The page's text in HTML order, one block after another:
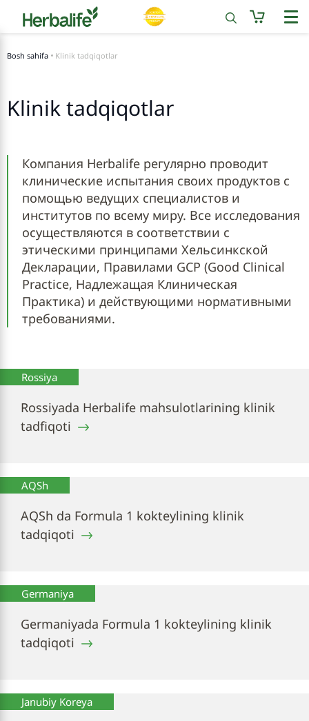
Bosh sahifa Klinik tadqiqotlar
Klinik tadqiqotlar
Компания Herbalife регулярно проводит
клинические испытания своих продуктов с
помощью ведущих специалистов и
институтов по всему миру. Все исследования
осуществляются в соответствии с
этическими принципами Хельсинкской
Декларации, Правилами GСP (Good Clinical
Practice, Надлежащая Клиническая
Практика) и действующими нормативными
требованиями.
Rossiya
Rossiyada Herbalife mahsulotlarining klinik
tadfiqoti
AQSh
AQSh da Formula 1 kokteylining klinik
tadqiqoti
Germaniya
Germaniyada Formula 1 kokteylining klinik
tadqiqoti
Janubiy Koreya